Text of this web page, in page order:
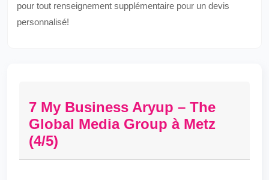
pour tout renseignement supplémentaire pour un devis
personnalisé!
7 My Business Aryup – The
Global Media Group à Metz
(4/5)